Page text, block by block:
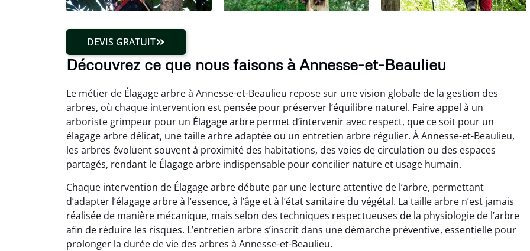
DEVIS GRATUIT
Découvrez ce que nous faisons à Annesse-et-Beaulieu
Le métier de Élagage arbre à Annesse-et-Beaulieu repose sur une vision globale de la gestion des
arbres, où chaque intervention est pensée pour préserver l’équilibre naturel. Faire appel à un
arboriste grimpeur pour un Élagage arbre permet d’intervenir avec respect, que ce soit pour un
élagage arbre délicat, une taille arbre adaptée ou un entretien arbre régulier. À Annesse-et-Beaulieu,
les arbres évoluent souvent à proximité des habitations, des voies de circulation ou des espaces
partagés, rendant le Élagage arbre indispensable pour concilier nature et usage humain.
Chaque intervention de Élagage arbre débute par une lecture attentive de l’arbre, permettant
d’adapter l’élagage arbre à l’essence, à l’âge et à l’état sanitaire du végétal. La taille arbre n’est jamais
réalisée de manière mécanique, mais selon des techniques respectueuses de la physiologie de l’arbre
afin de réduire les risques. L’entretien arbre s’inscrit dans une démarche préventive, essentielle pour
prolonger la durée de vie des arbres à Annesse-et-Beaulieu.